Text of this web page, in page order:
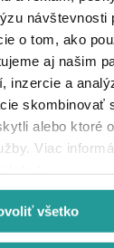
návštevnosti
o tom, ako
aj našim
inzercie a
skombinovať
alebo ktoré
Viac
všetko
Nie,
viac o svojej